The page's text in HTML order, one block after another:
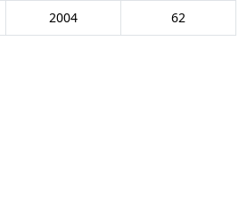
2004 62